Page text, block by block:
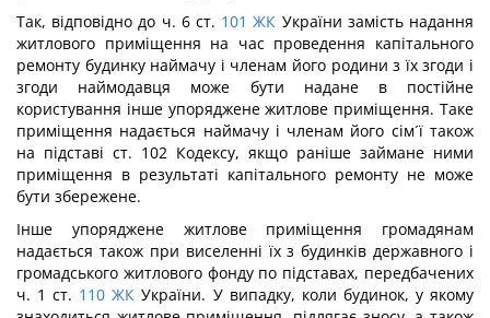
Так, відповідно до ч. 6 ст. 101ЖК України замість надання
житлового приміщення на час проведення капітального
ремонту будинку наймачу і членам його родини з їх згоди і
згоди наймодавця може бути надане в постійне
користування інше упоряджене житлове приміщення. Таке
приміщення надається наймачу і членам його сім´ї також
на підставі ст. 102 Кодексу, якщо раніше займане ними
приміщення в результаті капітального ремонту не може
бути збережене.
Інше упоряджене житлове приміщення громадянам
надається також при виселенні їх з будинків державного і
громадського житлового фонду по підставах, передбачених
ч. 1 ст. 110ЖК України. У випадку, коли будинок, у якому